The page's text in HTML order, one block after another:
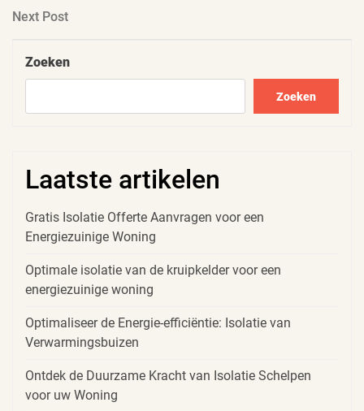
Next
Next Post
Zoeken
Zoeken
Laatste artikelen
Gratis Isolatie Offerte Aanvragen voor een
Energiezuinige Woning
Optimale isolatie van de kruipkelder voor een
energiezuinige woning
Optimaliseer de Energie-efficiëntie: Isolatie van
Verwarmingsbuizen
Ontdek de Duurzame Kracht van Isolatie Schelpen
voor uw Woning